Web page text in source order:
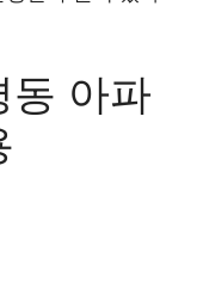
동 아파